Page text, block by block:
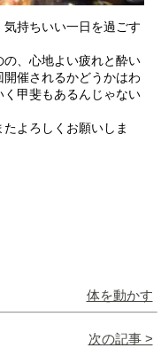
持ちいい一日を過ごす
、心地よい疲れと酔い
催されるかどうかはわ
甲斐もあるんじゃない
よろしくお願いしま
体を動かす
次の記事 >